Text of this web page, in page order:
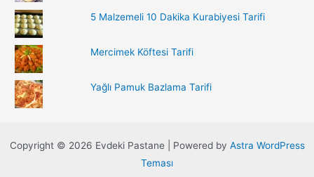
5 Malzemeli 10 Dakika Kurabiyesi Tarifi
Mercimek Köftesi Tarifi
Yağlı Pamuk Bazlama Tarifi
Copyright © 2026 Evdeki Pastane | Powered by Astra WordPress
Teması